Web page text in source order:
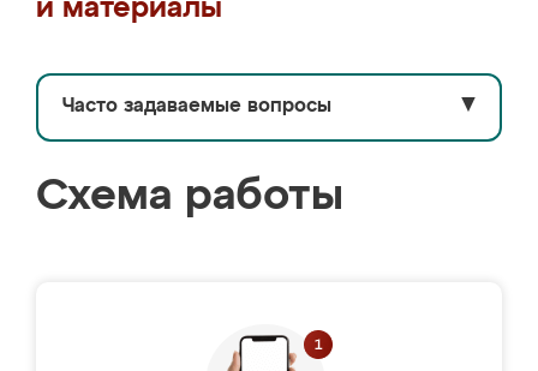
и материалы
Часто задаваемые вопросы ▼
Схема работы